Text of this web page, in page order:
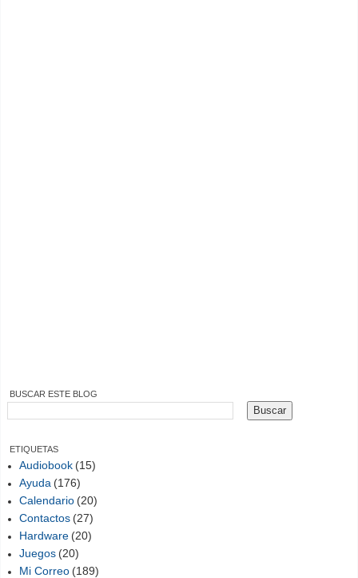
BUSCAR ESTE BLOG
ETIQUETAS
Audiobook (15)
Ayuda (176)
Calendario (20)
Contactos (27)
Hardware (20)
Juegos (20)
Mi Correo (189)